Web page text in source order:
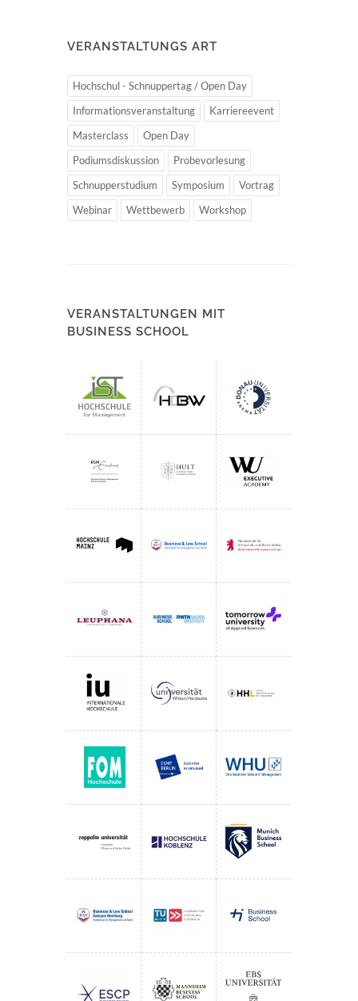
VERANSTALTUNGS ART
Hochschul - Schnuppertag / Open Day
Informationsveranstaltung
Karriereevent
Masterclass
Open Day
Podiumsdiskussion
Probevorlesung
Schnupperstudium
Symposium
Vortrag
Webinar
Wettbewerb Workshop
VERANSTALTUNGEN MIT
BUSINESS SCHOOL